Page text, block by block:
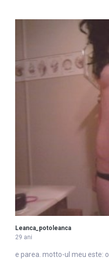
Leanca_potoleanca
29 ani
e parea. motto-ul meu este: o